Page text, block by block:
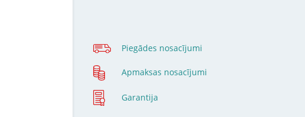
Piegādes nosacījumi
Apmaksas nosacījumi
Garantija